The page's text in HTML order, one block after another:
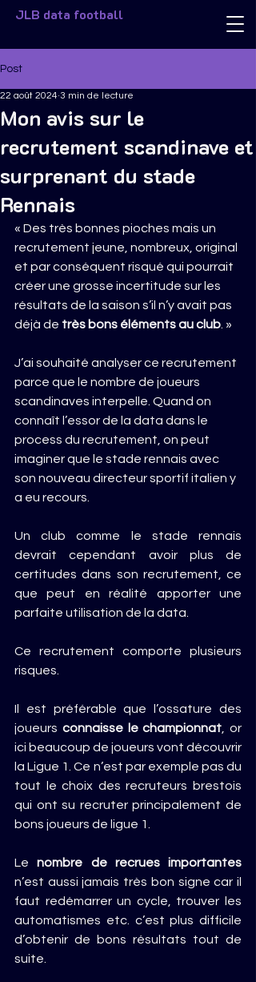
JLB data football
Post
Mon avis sur le
recrutement scandinave et
surprenant du stade
Rennais
22 août 2024 3 min de lecture
« Des très bonnes pioches mais un
recrutement jeune, nombreux, original
et par conséquent risqué qui pourrait
créer une grosse incertitude sur les
résultats de la saison s’il n’y avait pas
déjà de très bons éléments au club . »
J’ai souhaité analyser ce recrutement
parce que le nombre de joueurs
scandinaves interpelle. Quand on
connaît l’essor de la data dans le
process du recrutement, on peut
imaginer que le stade rennais avec
son nouveau directeur sportif italien y
a eu recours.
Un club comme le stade rennais
devrait cependant avoir plus de
certitudes dans son recrutement, ce
que peut en réalité apporter une
parfaite utilisation de la data.
Ce recrutement comporte plusieurs
risques.
Il est préférable que l’ossature des
joueurs connaisse le championnat , or
ici beaucoup de joueurs vont découvrir
la Ligue 1. Ce n’est par exemple pas du
tout le choix des recruteurs brestois
qui ont su recruter principalement de
bons joueurs de ligue 1.
Le nombre de recrues importantes
n’est aussi jamais très bon signe car il
faut redémarrer un cycle, trouver les
automatismes etc. c’est plus difficile
d’obtenir de bons résultats tout de
suite.